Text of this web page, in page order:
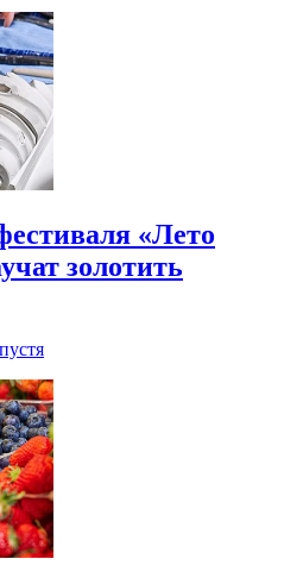
«Лето
золотить